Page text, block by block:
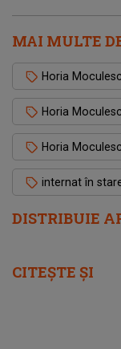
DISTRIBUIE
MAI MULTE
Horia
Horia
Horia
internat în
CITEȘTE ȘI